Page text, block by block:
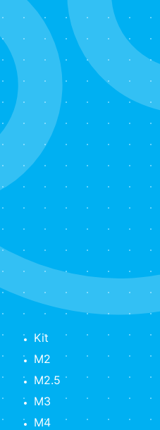
Kit
M2
M2.5
M3
M4